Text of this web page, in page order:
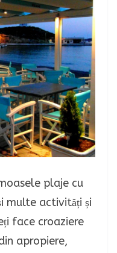
plaje cu
multe activități și
face croaziere
apropiere,